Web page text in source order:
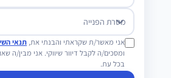
מטרת הפנייה
אני מאשר/ת שקראתי והבנתי את, תנאי
ומסכים/ה לקבל דיוור שיווקי. אני מבין/ה
בכל עת.